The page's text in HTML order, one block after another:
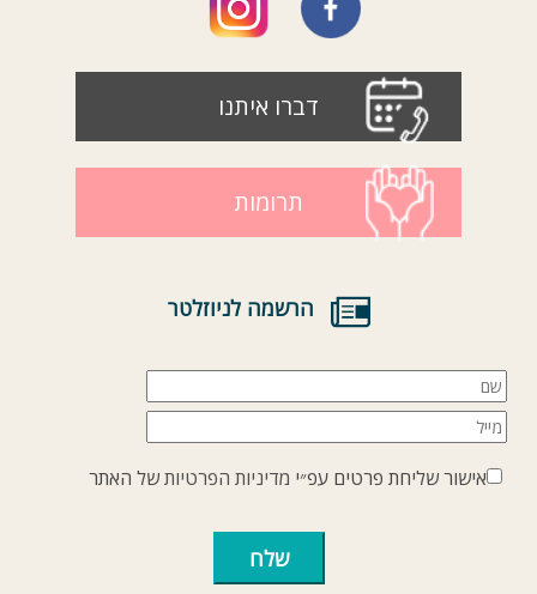
דברו איתנו
תרומות
הרשמה לניוזלטר
אישור שליחת פרטים עפ״י מדיניות הפרטיותשל האתר